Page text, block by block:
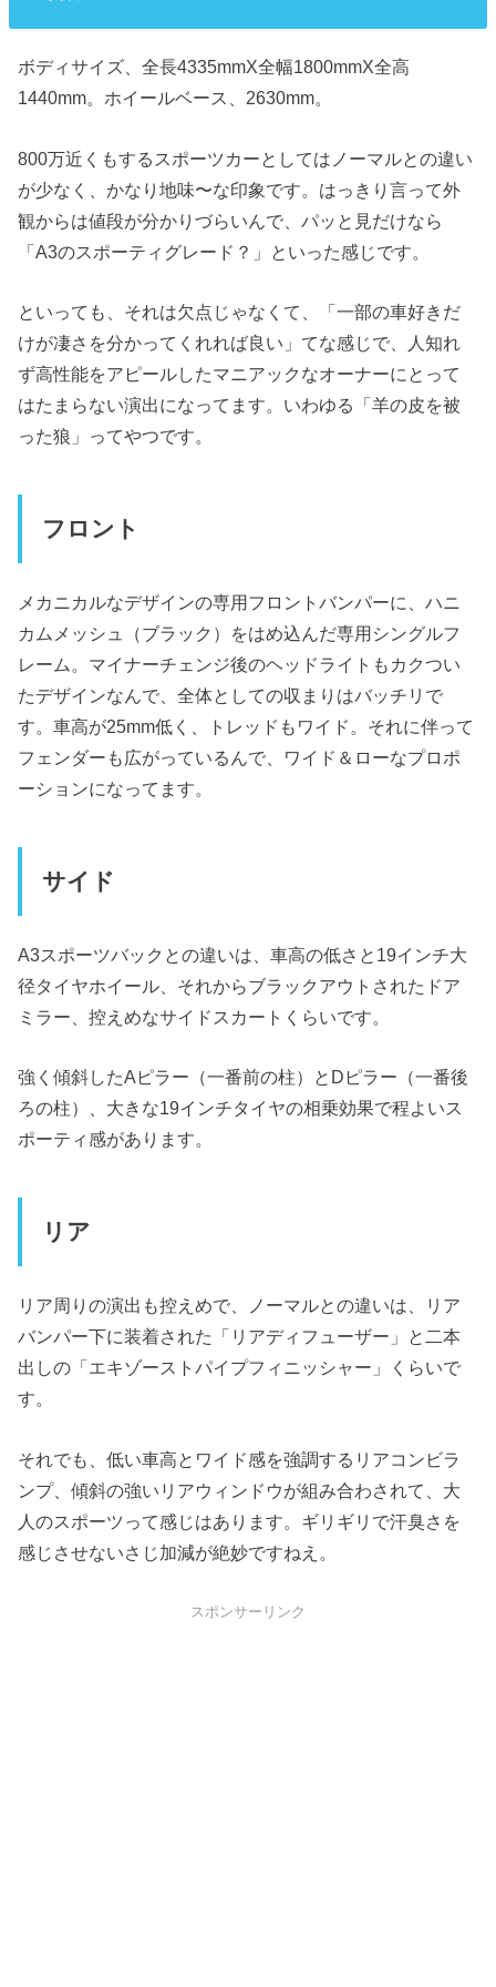
ボディサイズ、全長4335mmX全幅1800mmX全高
1440mm。ホイールベース、2630mm。
800万近くもするスポーツカーとしてはノーマルとの違い
が少なく、かなり地味〜な印象です。はっきり言って外
観からは値段が分かりづらいんで、パッと見だけなら
「A3のスポーティグレード？」といった感じです。
といっても、それは欠点じゃなくて、「一部の車好きだ
けが凄さを分かってくれれば良い」てな感じで、人知れ
ず高性能をアピールしたマニアックなオーナーにとって
はたまらない演出になってます。いわゆる「羊の皮を被
った狼」ってやつです。
フロント
メカニカルなデザインの専用フロントバンパーに、ハニ
カムメッシュ（ブラック）をはめ込んだ専用シングルフ
レーム。マイナーチェンジ後のヘッドライトもカクつい
たデザインなんで、全体としての収まりはバッチリで
す。車高が25mm低く、トレッドもワイド。それに伴って
フェンダーも広がっているんで、ワイド＆ローなプロポ
ーションになってます。
サイド
A3スポーツバックとの違いは、車高の低さと19インチ大
径タイヤホイール、それからブラックアウトされたドア
ミラー、控えめなサイドスカートくらいです。
強く傾斜したAピラー（一番前の柱）とDピラー（一番後
ろの柱）、大きな19インチタイヤの相乗効果で程よいス
ポーティ感があります。
リア
リア周りの演出も控えめで、ノーマルとの違いは、リア
バンパー下に装着された「リアディフューザー」と二本
出しの「エキゾーストパイプフィニッシャー」くらいで
す。
それでも、低い車高とワイド感を強調するリアコンビラ
ンプ、傾斜の強いリアウィンドウが組み合わされて、大
人のスポーツって感じはあります。ギリギリで汗臭さを
感じさせないさじ加減が絶妙ですねえ。
スポンサーリンク